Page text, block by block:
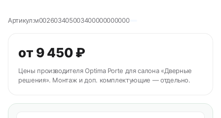
Артикул:м002603405003400000000000
от 9 450 ₽
Цены производителя Optima Porte для салона «Дверные
решения». Монтаж и доп. комплектующие — отдельно.